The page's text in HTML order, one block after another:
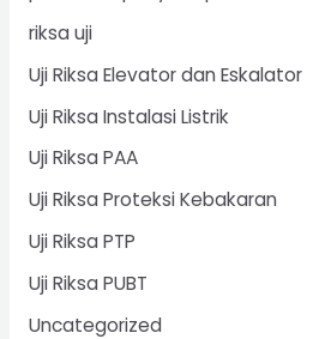
riksa uji
Uji Riksa Elevator dan Eskalator
Uji Riksa Instalasi Listrik
Uji Riksa PAA
Uji Riksa Proteksi Kebakaran
Uji Riksa PTP
Uji Riksa PUBT
Uncategorized